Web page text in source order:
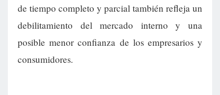
de tiempo completo y parcial también refleja un
debilitamiento del mercado interno y una
posible menor confianza de los empresarios y
consumidores.